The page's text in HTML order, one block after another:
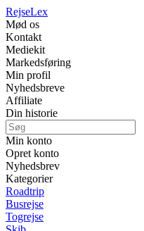
RejseLex
Mød os
Kontakt
Mediekit
Markedsføring
Min profil
Nyhedsbreve
Affiliate
Din historie
Min konto
Opret konto
Nyhedsbrev
Kategorier
Roadtrip
Busrejse
Togrejse